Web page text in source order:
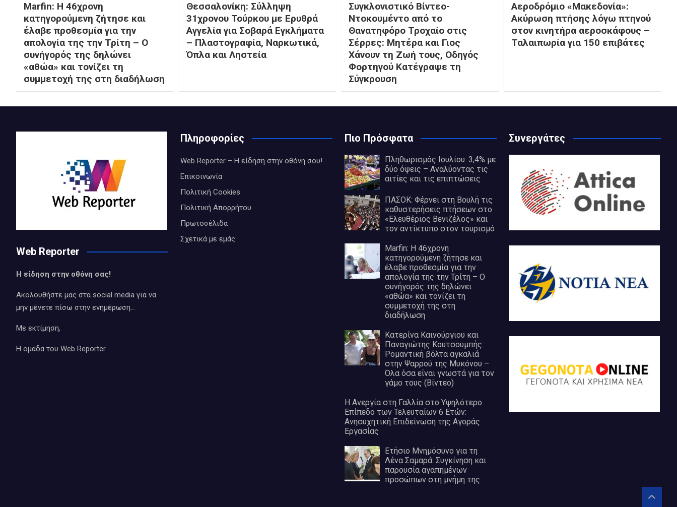
Marfin: Η 46χρονη
κατηγορούμενη ζήτησε και
έλαβε προθεσμία για την
απολογία της την Τρίτη – Ο
συνήγορός της δηλώνει
«αθώα» και τονίζει τη
συμμετοχή της στη διαδήλωση
Θεσσαλονίκη: Σύλληψη
31χρονου Τούρκου με Ερυθρά
Αγγελία για Σοβαρά Εγκλήματα
– Πλαστογραφία, Ναρκωτικά,
Όπλα και Ληστεία
Συγκλονιστικό Βίντεο-
Ντοκουμέντο από το
Θανατηφόρο Τροχαίο στις
Σέρρες: Μητέρα και Γιος
Χάνουν τη Ζωή τους, Οδηγός
Φορτηγού Κατέγραψε τη
Σύγκρουση
Αεροδρόμιο «Μακεδονία»:
Ακύρωση πτήσης λόγω πτηνού
στον κινητήρα αεροσκάφους –
Ταλαιπωρία για 150 επιβάτες
Web Reporter
Η είδηση στην οθόνη σας!
Ακολουθήστε μας στα social media για να
μην μένετε πίσω στην ενημέρωση…
Με εκτίμηση,
Η ομάδα του Web Reporter
Πληροφορίες
Web Reporter – Η είδηση στην οθόνη σου!
Επικοινωνία
Πολιτική Cookies
Πολιτική Απορρήτου
Πρωτοσέλιδα
Σχετικά με εμάς
Πιο Πρόσφατα
Πληθωρισμός Ιουλίου: 3,4% με
δύο όψεις – Αναλύοντας τις
αιτίες και τις επιπτώσεις
ΠΑΣΟΚ: Φέρνει στη Βουλή τις
καθυστερήσεις πτήσεων στο
«Ελευθέριος Βενιζέλος» και
τον αντίκτυπο στον τουρισμό
Marfin: Η 46χρονη
κατηγορούμενη ζήτησε και
έλαβε προθεσμία για την
απολογία της την Τρίτη – Ο
συνήγορός της δηλώνει
«αθώα» και τονίζει τη
συμμετοχή της στη
διαδήλωση
Κατερίνα Καινούργιου και
Παναγιώτης Κουτσουμπής:
Ρομαντική βόλτα αγκαλιά
στην Ψαρρού της Μυκόνου –
Όλα όσα είναι γνωστά για τον
γάμο τους (Βίντεο)
Η Ανεργία στη Γαλλία στο Υψηλότερο
Επίπεδο των Τελευταίων 6 Ετών:
Ανησυχητική Επιδείνωση της Αγοράς
Εργασίας
Ετήσιο Μνημόσυνο για τη
Λένα Σαμαρά: Συγκίνηση και
παρουσία αγαπημένων
προσώπων στη μνήμη της
Συνεργάτες